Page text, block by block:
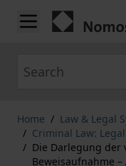
Skip to Content
Home / Law & Legal
/ Criminal Law:
/ Die Darlegung der
Beweisaufnahme